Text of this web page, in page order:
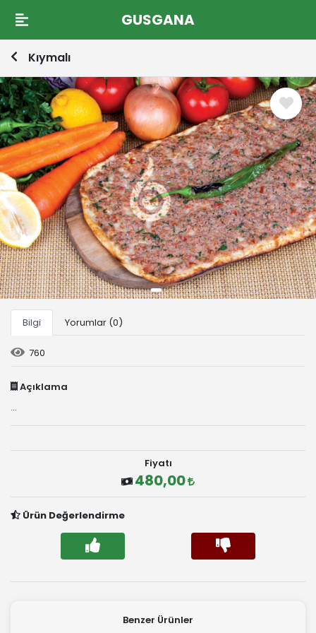
GUSGANA
Kıymalı
Bilgi Yorumlar (0)
760
Açıklama
...
Fiyatı
480,00
Ürün Değerlendirme
Benzer Ürünler